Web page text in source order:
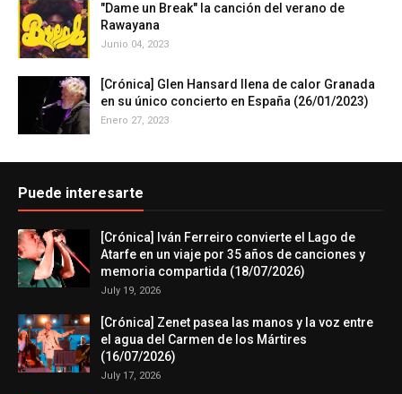
"Dame un Break" la canción del verano de
Rawayana
Junio 04, 2023
[Crónica] Glen Hansard llena de calor Granada
en su único concierto en España (26/01/2023)
Enero 27, 2023
Puede interesarte
[Crónica] Iván Ferreiro convierte el Lago de
Atarfe en un viaje por 35 años de canciones y
memoria compartida (18/07/2026)
July 19, 2026
[Crónica] Zenet pasea las manos y la voz entre
el agua del Carmen de los Mártires
(16/07/2026)
July 17, 2026